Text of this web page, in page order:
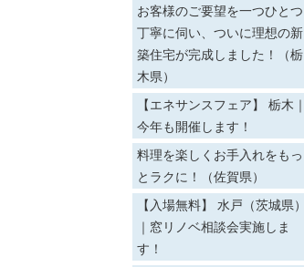
お客様のご要望を一つひとつ
丁寧に伺い、ついに理想の新
築住宅が完成しました！（栃
木県）
【エネサンスフェア】 栃木｜
今年も開催します！
料理を楽しくお手入れをもっ
とラクに！（佐賀県）
【入場無料】 水戸（茨城県）
｜窓リノベ相談会実施しま
す！